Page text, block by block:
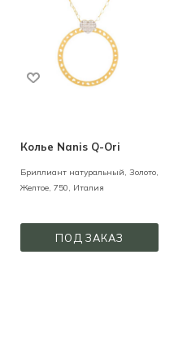
Колье Nanis Q-Ori
Бриллиант натуральный, Золото,
Желтое, 750, Италия
ПОД ЗАКАЗ